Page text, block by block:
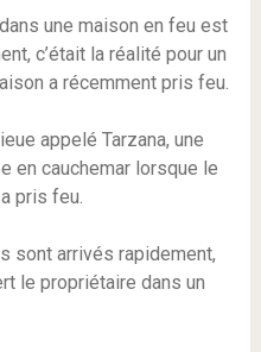
une maison en feu est
c’était la réalité pour un
a récemment pris feu.
appelé Tarzana, une
en cauchemar lorsque le
pris feu.
sont arrivés rapidement,
le propriétaire dans un